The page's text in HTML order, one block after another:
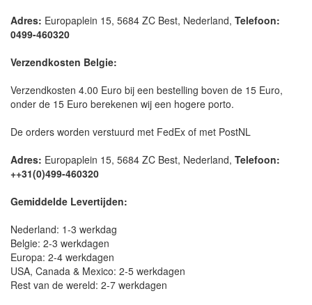
Adres: Europaplein 15, 5684 ZC Best, Nederland, Telefoon:
0499-460320
Verzendkosten Belgie:
Verzendkosten 4.00 Euro bij een bestelling boven de 15 Euro,
onder de 15 Euro berekenen wij een hogere porto.
De orders worden verstuurd met FedEx of met PostNL
Adres: Europaplein 15, 5684 ZC Best, Nederland, Telefoon:
++31(0)499-460320
Gemiddelde Levertijden:
Nederland: 1-3 werkdag
Belgie: 2-3 werkdagen
Europa: 2-4 werkdagen
USA, Canada & Mexico: 2-5 werkdagen
Rest van de wereld: 2-7 werkdagen